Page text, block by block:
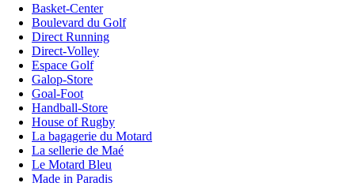
Basket-Center
Boulevard du Golf
Direct Running
Direct-Volley
Espace Golf
Galop-Store
Goal-Foot
Handball-Store
House of Rugby
La bagagerie du Motard
La sellerie de Maé
Le Motard Bleu
Made in Paradis